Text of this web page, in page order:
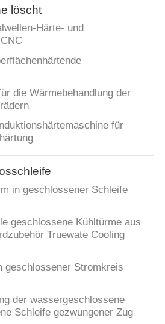
löscht
Härte- und
die Wärmebehandlung der
für
in geschlossener Schleife
geschlossene Kühltürme aus
Truewate Cooling
geschlossener Stromkreis
der wassergeschlossene
Schleife gezwungener Zug